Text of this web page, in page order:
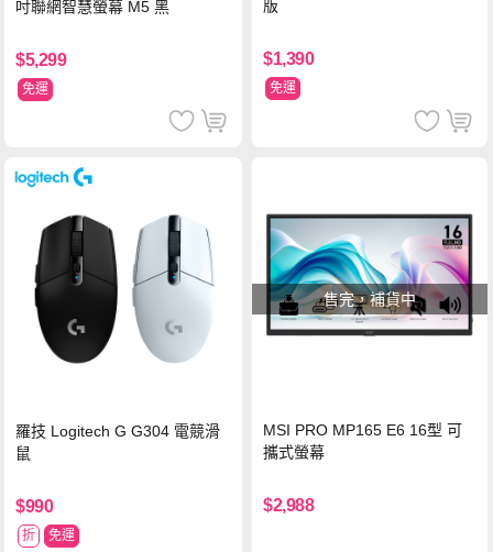
吋聯網智慧螢幕 M5 黑
$5,299
免運
版
$1,390
免運
羅技 Logitech G G304 電競滑
鼠
$990
折 免運
售完，補貨中
MSI PRO MP165 E6 16型 可
攜式螢幕
$2,988